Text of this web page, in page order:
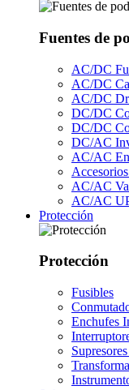
Fuentes de
AC/DC
AC/DC
AC/DC
DC/DC
DC/DC
DC/AC
AC/AC
AC/AC
AC/AC
Protección
Protección
Fusibles
Enchufes